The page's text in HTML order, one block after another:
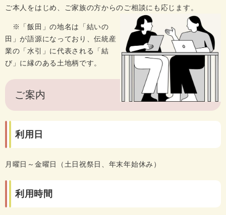
ご本人をはじめ、ご家族の方からのご相談にも応じます。
※「飯田」の地名は「結いの
田」が語源になっており、伝統産
業の「水引」に代表される「結
び」に縁のある土地柄です。
ご案内
利用日
月曜日～金曜日（土日祝祭日、年末年始休み）
利用時間